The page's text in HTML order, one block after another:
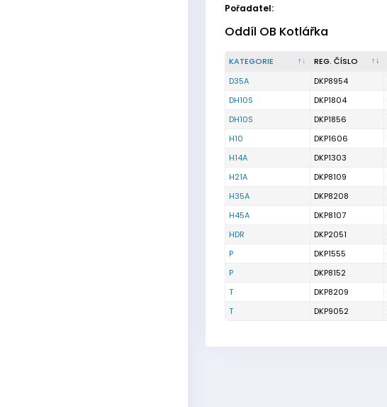
Pořadatel:
Oddíl OB Kotlářka
KATEGORIE REG. ČÍSLO
D35A
DKP8954
DH10S
DKP1804
DH10S
DKP1856
H10
DKP1606
H14A
DKP1303
H21A
DKP8109
H35A
DKP8208
H45A
DKP8107
HDR
DKP2051
P
DKP1555
P
DKP8152
T
DKP8209
T
DKP9052